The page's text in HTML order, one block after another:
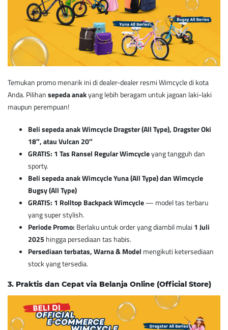
Temukan promo menarik ini di dealer-dealer resmi Wimcycle di kota
Anda. Pilihansepeda anakyang lebih beragam untuk jagoan laki-laki
maupun perempuan!
Beli sepeda anak Wimcycle Dragster (All Type), Dragster Oki
18″, atau Vulcan 20″
GRATIS: 1 Tas Ransel Regular Wimcycleyang tangguh dan
sporty.
Beli sepeda anak Wimcycle Yuna (All Type) dan Wimcycle
Bugsy (All Type)
GRATIS: 1 Rolltop Backpack Wimcycle— model tas terbaru
yang super stylish.
Periode Promo: Berlaku untuk order yang diambil mulai 1 Juli
2025 hingga persediaan tas habis.
Persediaan terbatas, Warna & Model mengikuti ketersediaan
stock yang tersedia.
3. Praktis dan Cepat via Belanja Online (Official Store)